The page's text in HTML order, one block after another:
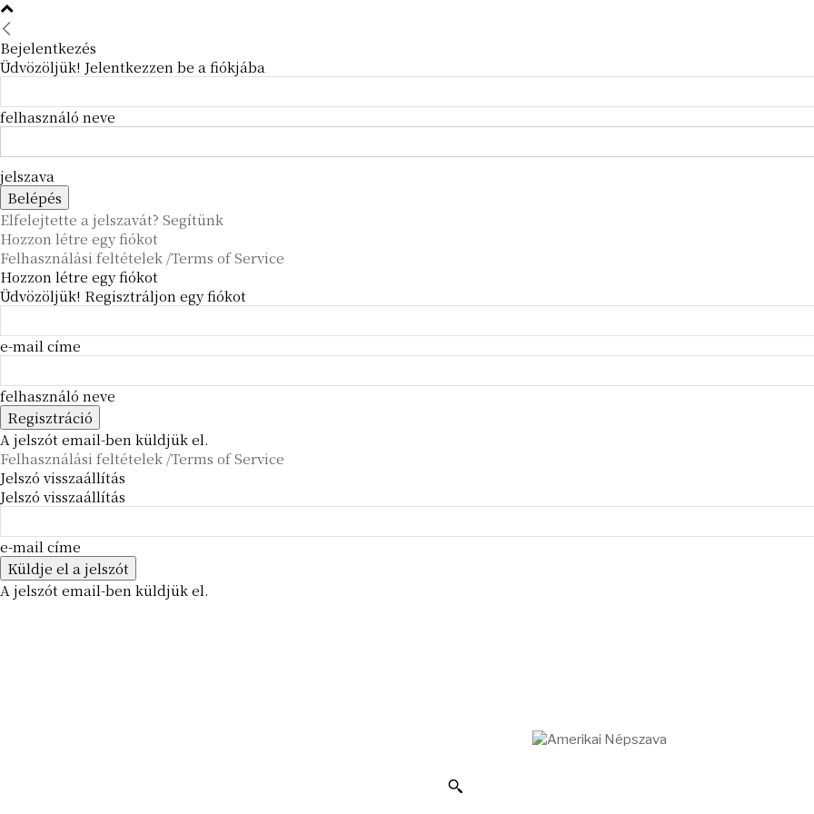
Bejelentkezés
Üdvözöljük! Jelentkezzen be a fiókjába
felhasználó neve
jelszava
Elfelejtette a jelszavát? Segítünk
Hozzon létre egy fiókot
Felhasználási feltételek /Terms of Service
Hozzon létre egy fiókot
Üdvözöljük! Regisztráljon egy fiókot
e-mail címe
felhasználó neve
A jelszót email-ben küldjük el.
Felhasználási feltételek /Terms of Service
Jelszó visszaállítás
Jelszó visszaállítás
e-mail címe
A jelszót email-ben küldjük el.